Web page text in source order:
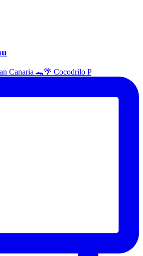
Canaria 🐊🌴 Cocodrilo P